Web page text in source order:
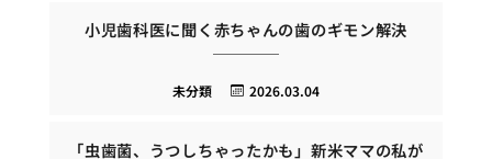
小児歯科医に聞く赤ちゃんの歯のギモン解決
2026.03.04
未分類
「虫歯菌、うつしちゃったかも」新米ママの私が